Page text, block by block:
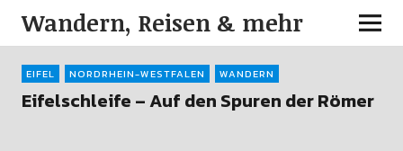
Wandern, Reisen & mehr
EIFEL NORDRHEIN-WESTFALEN WANDERN
Eifelschleife – Auf den Spuren der Römer